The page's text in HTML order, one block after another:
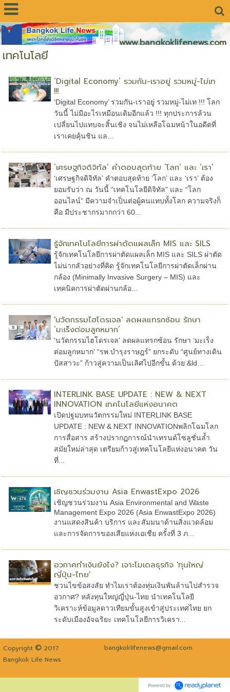
www.bangkoklifenews.com
เทคโนโลยี
‘Digital Economy’ รวมกัน-เราอยู่ รวมหมู่-ไม่เท
!!!
‘Digital Economy’ รวมกัน-เราอยู่ รวมหมู่-ไม่เท !!! โลก
วันนี้ ไม่มีอะไรเหมือนเดิมอีกแล้ว !!! ทุกประการล้วน
เปลี่ยนไปแทบจะสิ้นเชิง จนไม่เหลือโฉมหน้าในอดีตที่
เราเคยคุ้นชิน แล...
‘เศรษฐกิจดิจิทัล’ คำตอบสุดท้าย ‘โลก’ และ ‘เรา’
‘เศรษฐกิจดิจิทัล’ คำตอบสุดท้าย ‘โลก’ และ ‘เรา’ ต้อง
ยอมรับว่า ณ วันนี้ “เทคโนโลยีดิจิทัล” และ “โลก
ออนไลน์” มีความจำเป็นต่อผู้คนแทบทั้งโลก ความจริงก็
คือ มีประชากรมากกว่า 60...
รู้จักเทคโนโลยีการผ่าตัดแผลเล็ก MIS และ SILS
รู้จักเทคโนโลยีการผ่าตัดแผลเล็ก MIS และ SILS ผ่าตัด
ไม่น่ากลัวอย่างที่คิด รู้จักเทคโนโลยีการผ่าตัดเล็กผ่าน
กล้อง (Minimally Invasive Surgery – MIS) และ
เทคนิคการผ่าตัดผ่านกล้อ...
'นวัตกรรมไฮโดรเจล' ลดผลแทรกซ้อน รักษา
‘มะเร็งต่อมลูกหมาก’
'นวัตกรรมไฮโดรเจล' ลดผลแทรกซ้อน รักษา ‘มะเร็ง
ต่อมลูกหมาก’ “รพ.บำรุงราษฎร์” ยกระดับ “ศูนย์ทางเดิน
ปัสสาวะ” ก้าวสู่ความเป็นเลิศไปอีกขั้น ด้วย &ld...
INTERLINK BASE UPDATE : NEW & NEXT
INNOVATION เทคโนโลยีแห่งอนาคต
เปิดปฐมบทนวัตกรรมใหม่ INTERLINK BASE
UPDATE : NEW & NEXT INNOVATIONพลิกโฉมโลก
การสื่อสาร สร้างปรากฏการณ์นำเทรนด์โซลูชั่นล้ำ
สมัยใหม่ล่าสุด เตรียมก้าวสู่เทคโนโลยีแห่งอนาคต วัน
ที่...
เชิญชวนร่วมงาน Asia EnwastExpo 2026
เชิญชวนร่วมงาน Asia Environmental and Waste
Management Expo 2026 (Asia EnwastExpo 2026)
งานแสดงสินค้า บริการ และสัมมนาด้านสิ่งแวดล้อม
และการจัดการของเสียแห่งเอเชีย ครั้งที่ 3 ภ...
อวกาศทำเงินยังไง? เจาะโมเดลธุรกิจ 'ทุนใหญ่
ญี่ปุ่น-ไทย'
ชวนไขข้อสงสัย ทำไมเราต้องทุ่มเงินพันล้านไปสำรวจ
อวกาศ? หลังทุนใหญ่ญี่ปุ่น-ไทย นำเทคโนโลยี
วิเคราะห์ข้อมูลดาวเทียมขั้นสูงเข้าสู่ประเทศไทย ยก
ระดับเมืองอัจฉริยะ เทคโนโลยีการวิเครา...
Copyright © 2017
bangkoklifenews@gmail.com
Bangkok Life News